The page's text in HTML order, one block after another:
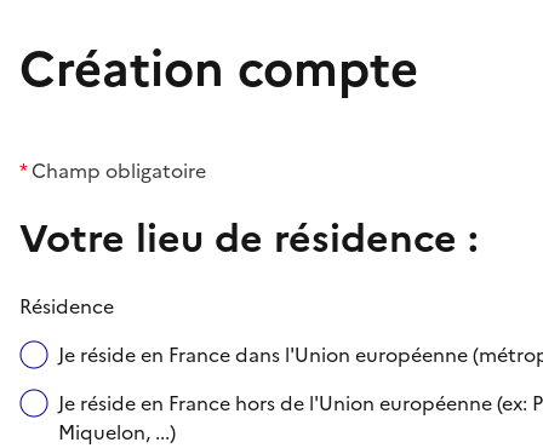
Création compte
*Champ obligatoire
Votre lieu de résidence :
Résidence
Je réside en France dans l'Union européenne
Je réside en France hors de l'Union européenne
Miquelon, ...)